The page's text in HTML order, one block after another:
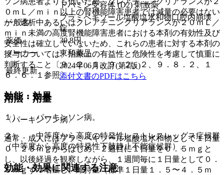
０ｍＬ／ｍｉｎ以上の腎機能障害患者では減量の必要はない
が、透析中あるいはクレアチニンクリアランスが２０ｍＬ／
ｍｉｎ未満の高度腎機能障害患者における本剤の有効性及び
安全性は確立していないため、これらの患者に対する本剤の
投与については、治療上の有益性と危険性を考慮して慎重に
判断すること〔９．２．１、９．２．２、９．８．２、１
６．６．１参照〕。
効能・効果
１）． パーキンソン病。
２）． 中等度から高度の特発性レストレスレッグス症候群
（中等度から高度の特発性下肢静止不能症候群）。
効能・効果に関連する注意
ドパミン受容体 (D2) 刺激薬
一般名
プラミペキソール塩酸塩水和物口腔内崩壊
錠
薬価
30.8円
メーカー
東和薬品
最終更新
2024年06月改訂(第2版)
添付文書のPDFはこちら
用法・用量
〈パーキンソン病〉
通常、成人にはプラミペキソール塩酸塩水和物として１日量
０．２５ｍｇからはじめ、２週目に１日量を０．５ｍｇと
し、以後経過を観察しながら、１週間毎に１日量として０．
５ｍｇずつ増量し、維持量（標準１日量１．５〜４．５ｍ